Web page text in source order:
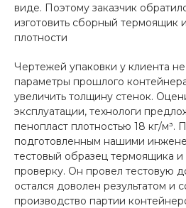
виде. Поэтому заказчик
изготовить сборный термоящик
плотности
Чертежей упаковки у клиента
параметры прошлого
увеличить толщину стенок.
эксплуатации, технологи
пенопласт плотностью 18 кг/м³.
подготовленным нашими
тестовый образец термоящика и
проверку. Он провел тестовую
остался доволен результатом и
производство партии